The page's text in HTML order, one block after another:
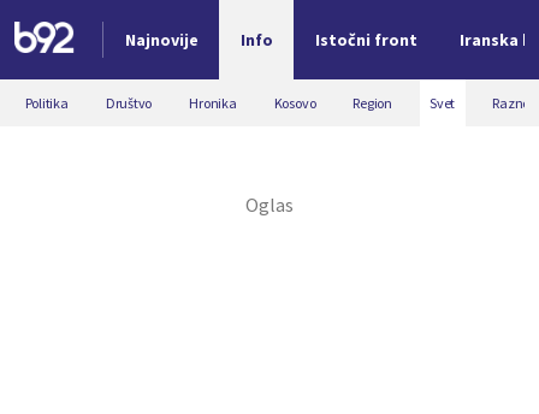
Najnovije Info Istočni front Iranska
Nova vest
Politika Društvo Hronika Kosovo Region Svet Razno